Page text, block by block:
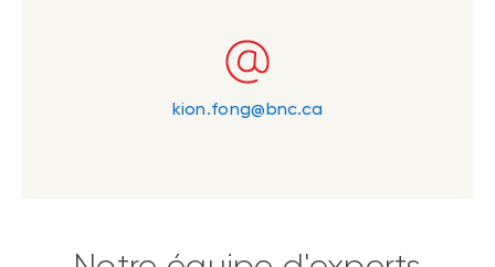
kion.fong@bnc.ca